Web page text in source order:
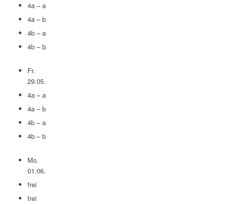
4a – a
4a – b
4b – a
4b – b
Fr.
29.05.
4a – a
4a – b
4b – a
4b – b
Mo.
01.06.
frei
frei